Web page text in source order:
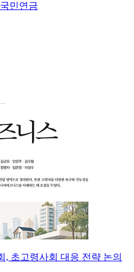
민연금
, 초고령사회 대응 전략 논의